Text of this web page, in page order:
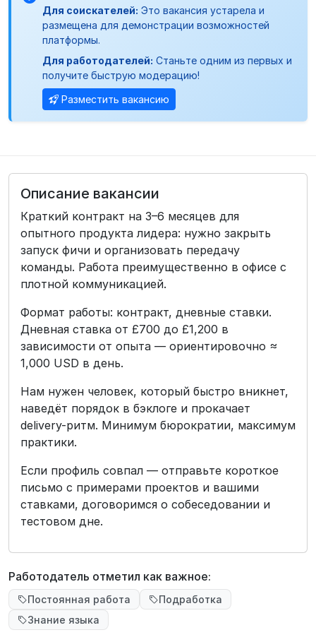
Для соискателей: Это вакансия устарела и
размещена для демонстрации возможностей
платформы.
Для работодателей: Станьте одним из первых и
получите быструю модерацию!
Разместить вакансию
Описание вакансии
Краткий контракт на 3–6 месяцев для
опытного продукта лидера: нужно закрыть
запуск фичи и организовать передачу
команды. Работа преимущественно в офисе с
плотной коммуникацией.
Формат работы: контракт, дневные ставки.
Дневная ставка от £700 до £1,200 в
зависимости от опыта — ориентировочно ≈
1,000 USD в день.
Нам нужен человек, который быстро вникнет,
наведёт порядок в бэклоге и прокачает
delivery-ритм. Минимум бюрократии, максимум
практики.
Если профиль совпал — отправьте короткое
письмо с примерами проектов и вашими
ставками, договоримся о собеседовании и
тестовом дне.
Работодатель отметил как важное:
Постоянная работа
Подработка
Знание языка